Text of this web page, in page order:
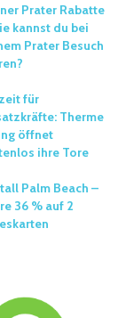
Prater Rabatte
kannst du bei
Prater Besuch
für
Therme
öffnet
ihre Tore
Palm Beach –
36 % auf 2